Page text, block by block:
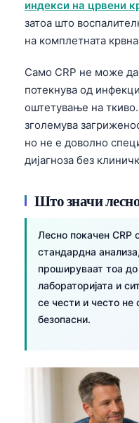
индекси на црвени
затоа што
на комплетната
Само CRP не може
потекнува од
оштетување на
зголемува
но не е доволно
дијагноза без
Што значи
Лесно покачен CRP
стандардна
прошируваат тоа до
лабораторијата и
се чести и често не
безопасни.